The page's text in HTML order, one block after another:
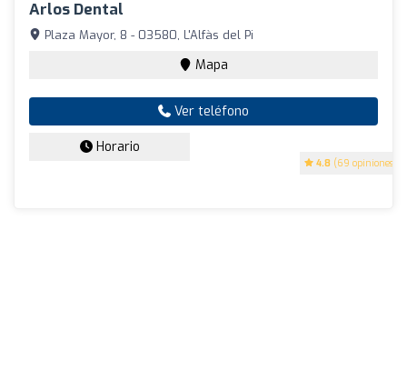
Arlos Dental
4.8 (69 opiniones)
Plaza Mayor, 8 - 03580, L'Alfàs del Pi
Mapa
Ver teléfono
Horario